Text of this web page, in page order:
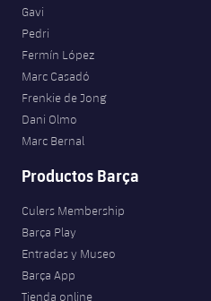
Gavi
Pedri
Fermín López
Marc Casadó
Frenkie de Jong
Dani Olmo
Marc Bernal
Productos Barça
Culers Membership
Barça Play
Entradas y Museo
Barça App
Tienda online